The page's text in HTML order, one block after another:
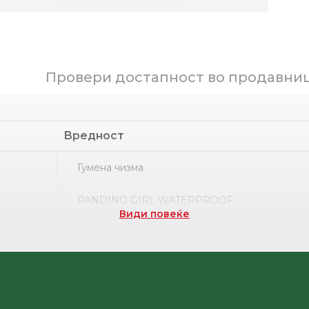
Провери достапност во
Вредност
Гумена чизма
PANDINO GIRL WATERPROOF
Види повеќе